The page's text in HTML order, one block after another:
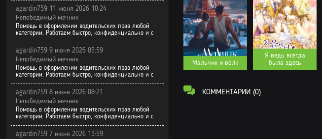
Мальчик и волк
Я ведь всегда
была здесь
КОММЕНТАРИИ (0)
agardin759 11 июня 2026 10:24
Непобедимый мечник
Помощь в оформлении водительских прав любой
категории. Работаем быстро, конфиденциально и с
agardin759 9 июня 2026 05:59
Непобедимый мечник
Помощь в оформлении водительских прав любой
категории. Работаем быстро, конфиденциально и с
agardin759 8 июня 2026 08:21
Непобедимый мечник
Помощь в оформлении водительских прав любой
категории. Работаем быстро, конфиденциально и с
agardin759 7 июня 2026 13:59